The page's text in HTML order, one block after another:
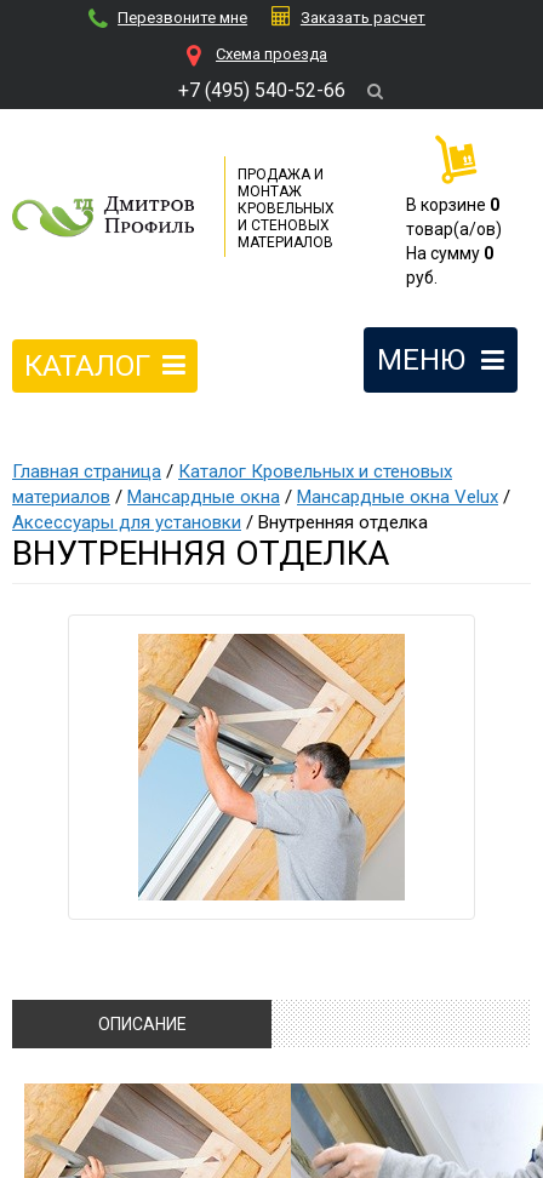
Перезвоните мне
Заказать расчет
Cхема проезда
+7 (495) 540-52-66
ПРОДАЖА И
МОНТАЖ
КРОВЕЛЬНЫХ
И СТЕНОВЫХ
МАТЕРИАЛОВ
В корзине 0
товар(a/ов)
На сумму 0
руб.
МЕНЮ
КАТАЛОГ
Главная страница / Каталог Кровельных и стеновых
материалов / Мансардные окна / Мансардные окна Velux /
Аксессуары для установки / Внутренняя отделка
ВНУТРЕННЯЯ ОТДЕЛКА
ОПИСАНИЕ